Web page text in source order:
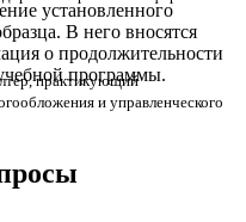
установленного
В него вносятся
о продолжительности
программы.
практикующий
и управленческого